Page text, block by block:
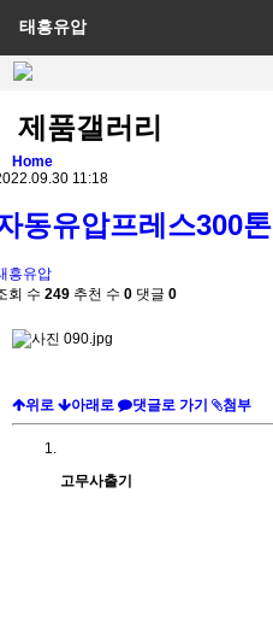
태흥유압
제품갤러리
Home
11:18
동유압프레스300톤
흥유압
회 수 249 추천 수 0 댓글 0
위로 아래로 댓글로 가기 첨부
고무사출기